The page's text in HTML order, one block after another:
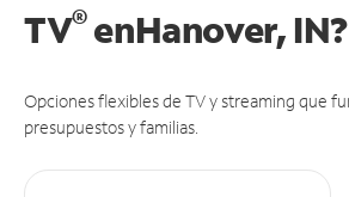
TV®enHanover, IN?
Opciones flexibles de TV y streaming que
presupuestos y familias.